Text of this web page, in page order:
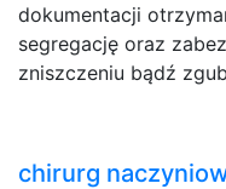
dokumentacji
segregację oraz
zniszczeniu bądź
chirurg